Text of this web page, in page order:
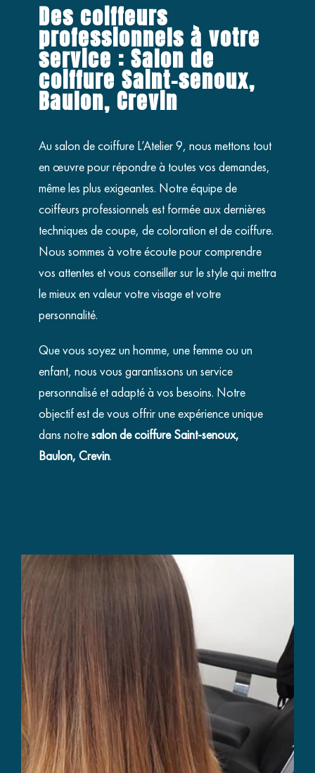
Des coiffeurs
professionnels à votre
service : Salon de
coiffure Saint-senoux,
Baulon, Crevin
Au salon de coiffure L’Atelier 9, nous mettons tout
en œuvre pour répondre à toutes vos demandes,
même les plus exigeantes. Notre équipe de
coiffeurs professionnels est formée aux dernières
techniques de coupe, de coloration et de coiffure.
Nous sommes à votre écoute pour comprendre
vos attentes et vous conseiller sur le style qui mettra
le mieux en valeur votre visage et votre
personnalité.
Que vous soyez un homme, une femme ou un
enfant, nous vous garantissons un service
personnalisé et adapté à vos besoins. Notre
objectif est de vous offrir une expérience unique
dans notresalon de coiffure Saint-senoux,
Baulon, Crevin.